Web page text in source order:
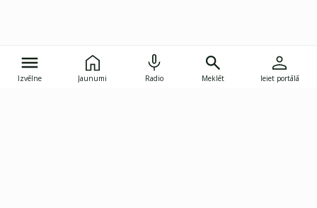
Izvēlne Jaunumi Radio Meklēt Ieiet portālā